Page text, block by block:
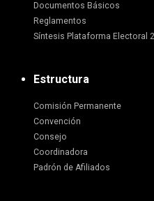
Documentos Básicos
Reglamentos
Síntesis Plataforma Electoral
Estructura
Comisión Permanente
Convención
Consejo
Coordinadora
Padrón de Afiliados